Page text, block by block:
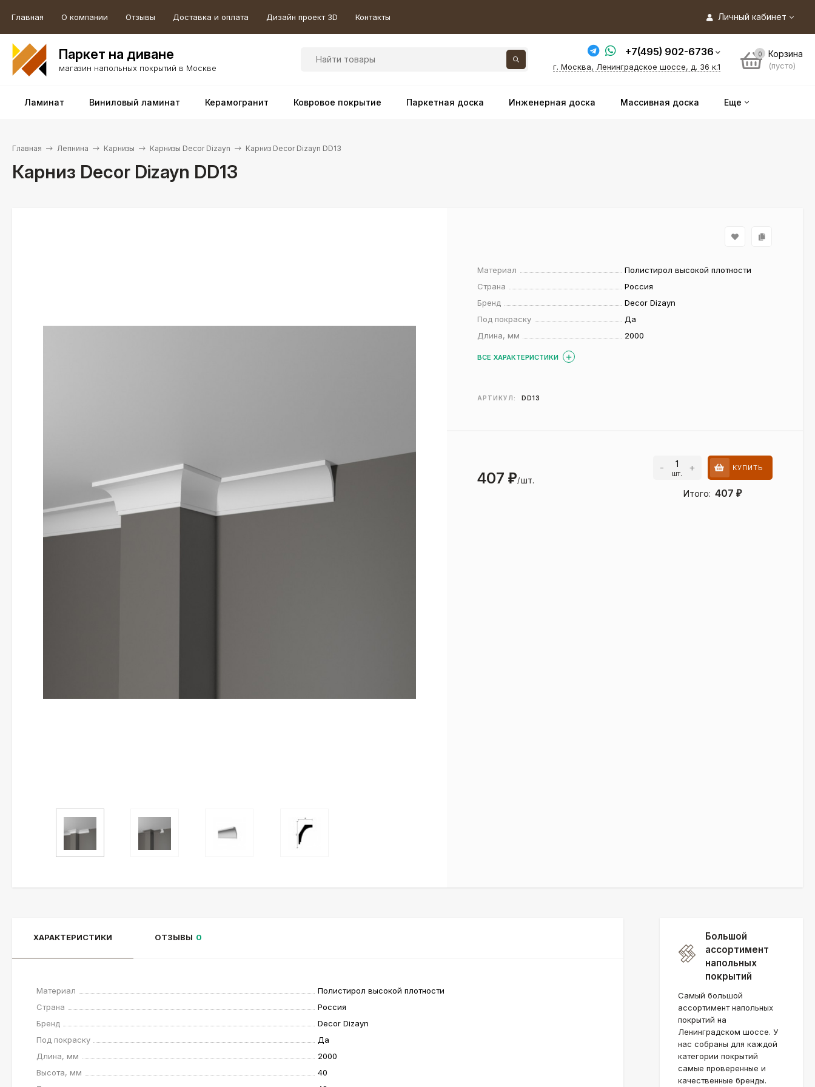
Личный кабинет
Главная О компании Отзывы Доставка и оплата Дизайн проект 3D Контакты
Паркет на диване
магазин напольных покрытий в Москве
+7(495) 902-6736
г. Москва, Ленинградское шоссе, д. 36 к.1
0 Корзина
(пусто)
Ламинат Виниловый ламинат Керамогранит Ковровое покрытие Паркетная доска Инженерная доска Массивная доска Еще
Главная Лепнина Карнизы Карнизы Decor Dizayn Карниз Decor Dizayn DD13
Карниз Decor Dizayn DD13
Материал
Полистирол высокой плотности
Страна
Россия
Бренд
Decor Dizayn
Под покраску
Да
Длина, мм
2000
ВСЕ ХАРАКТЕРИСТИКИ
АРТИКУЛ: DD13
407 ₽/шт.
- шт. + КУПИТЬ
Итого: 407₽
ХАРАКТЕРИСТИКИ ОТЗЫВЫ 0
Материал
Полистирол высокой плотности
Страна
Россия
Бренд
Decor Dizayn
Под покраску
Да
Длина, мм
2000
Высота, мм
40
Большой
ассортимент
напольных
покрытий
Самый большой
ассортимент напольных
покрытий на
Ленинградском шоссе. У
нас собраны для каждой
категории покрытий
самые проверенные и
качественные бренды.